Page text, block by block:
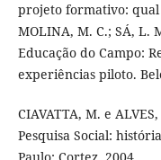
projeto formativo:
MOLINA, M. C.; SÁ, L.
Educação do Campo:
experiências piloto.
CIAVATTA, M. e
Pesquisa Social: